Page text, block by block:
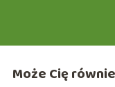
Może Cię